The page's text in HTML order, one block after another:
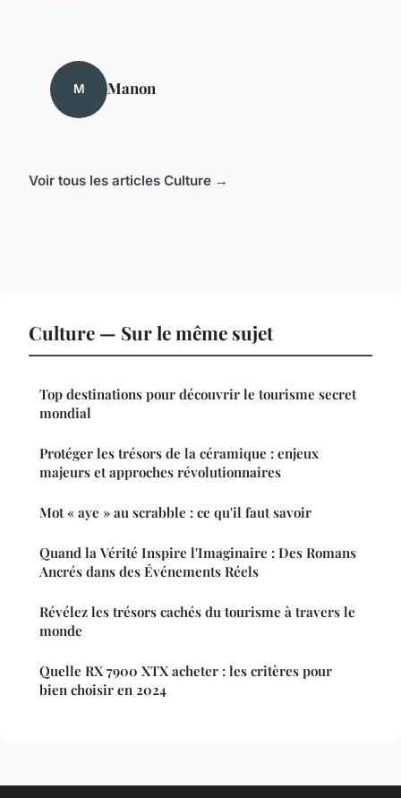
M Manon
Voir tous les articles Culture →
Culture — Sur le même sujet
Top destinations pour découvrir le tourisme secret
mondial
Protéger les trésors de la céramique : enjeux
majeurs et approches révolutionnaires
Mot « aye » au scrabble : ce qu'il faut savoir
Quand la Vérité Inspire l'Imaginaire : Des Romans
Ancrés dans des Événements Réels
Révélez les trésors cachés du tourisme à travers le
monde
Quelle RX 7900 XTX acheter : les critères pour
bien choisir en 2024